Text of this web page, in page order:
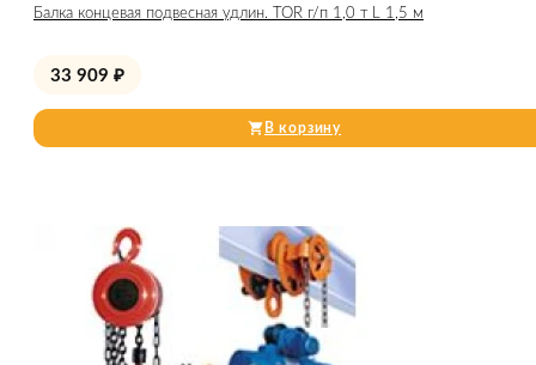
Балка концевая подвесная удлин. TOR г/п 1,0 т L 1,5 м
33 909 ₽
В корзину